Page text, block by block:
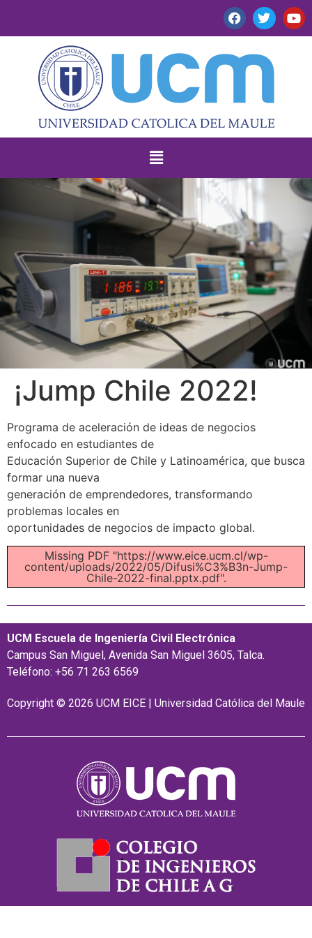
¡Jump Chile 2022!
Programa de aceleración de ideas de negocios
enfocado en estudiantes de
Educación Superior de Chile y Latinoamérica, que busca
formar una nueva
generación de emprendedores, transformando
problemas locales en
oportunidades de negocios de impacto global.
Missing PDF "https://www.eice.ucm.cl/wp-
content/uploads/2022/05/Difusi%C3%B3n-Jump-
Chile-2022-final.pptx.pdf".
UCM Escuela de Ingeniería Civil Electrónica
Campus San Miguel, Avenida San Miguel 3605, Talca.
Teléfono: +56 71 263 6569
Copyright © 2026 UCM EICE | Universidad Católica del Maule